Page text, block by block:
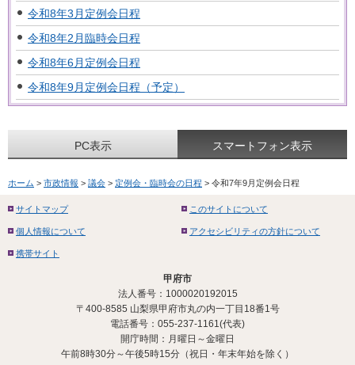
令和8年3月定例会日程
令和8年2月臨時会日程
令和8年6月定例会日程
令和8年9月定例会日程（予定）
PC表示 スマートフォン表示
ホーム > 市政情報 > 議会 > 定例会・臨時会の日程 > 令和7年9月定例会日程
サイトマップ このサイトについて
個人情報について アクセシビリティの方針について
携帯サイト
甲府市
法人番号：1000020192015
〒400-8585 山梨県甲府市丸の内一丁目18番1号
電話番号：055-237-1161(代表)
開庁時間：月曜日～金曜日
午前8時30分～午後5時15分（祝日・年末年始を除く）